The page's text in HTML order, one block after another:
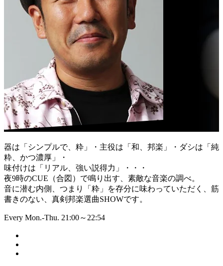
器は「シンプルで、粋」・主役は「和、邦楽」・ダシは「純
粋、かつ濃厚」・
味付けは「リアル、強い説得力」・・・
夜9時のCUE（合図）で鳴り出す、素敵な音楽の調べ。
音に潜む内側、つまり「粋」を存分に味わっていただく、筋
書きのない、真剣邦楽選曲SHOWです。
Every Mon.-Thu. 21:00～22:54